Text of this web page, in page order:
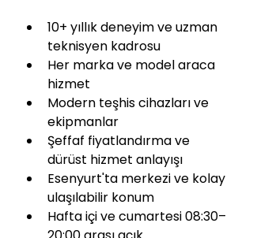
10+ yıllık deneyim ve uzman
teknisyen kadrosu
Her marka ve model araca
hizmet
Modern teşhis cihazları ve
ekipmanlar
Şeffaf fiyatlandırma ve
dürüst hizmet anlayışı
Esenyurt'ta merkezi ve kolay
ulaşılabilir konum
Hafta içi ve cumartesi 08:30–